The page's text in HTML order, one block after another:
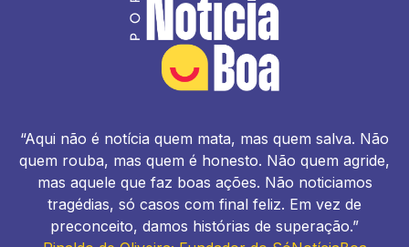
“Aqui não é notícia quem mata, mas quem salva. Não
quem rouba, mas quem é honesto. Não quem agride,
mas aquele que faz boas ações. Não noticiamos
tragédias, só casos com final feliz. Em vez de
preconceito, damos histórias de superação.”